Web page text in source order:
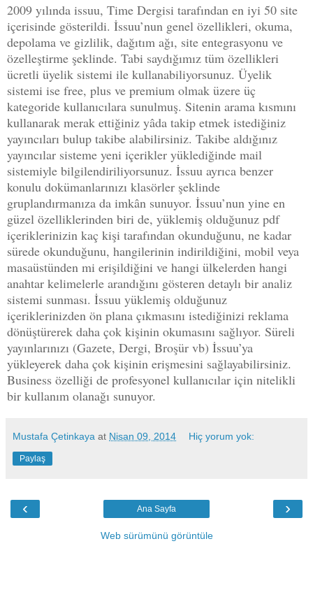
2009 yılında issuu, Time Dergisi tarafından en iyi 50 site
içerisinde gösterildi. İssuu’nun genel özellikleri, okuma,
depolama ve gizlilik, dağıtım ağı, site entegrasyonu ve
özelleştirme şeklinde. Tabi saydığımız tüm özellikleri
ücretli üyelik sistemi ile kullanabiliyorsunuz. Üyelik
sistemi ise free, plus ve premium olmak üzere üç
kategoride kullanıcılara sunulmuş. Sitenin arama kısmını
kullanarak merak ettiğiniz yâda takip etmek istediğiniz
yayıncıları bulup takibe alabilirsiniz. Takibe aldığınız
yayıncılar sisteme yeni içerikler yüklediğinde mail
sistemiyle bilgilendiriliyorsunuz. İssuu ayrıca benzer
konulu dokümanlarınızı klasörler şeklinde
gruplandırmanıza da imkân sunuyor. İssuu’nun yine en
güzel özelliklerinden biri de, yüklemiş olduğunuz pdf
içeriklerinizin kaç kişi tarafından okunduğunu, ne kadar
sürede okunduğunu, hangilerinin indirildiğini, mobil veya
masaüstünden mi erişildiğini ve hangi ülkelerden hangi
anahtar kelimelerle arandığını gösteren detaylı bir analiz
sistemi sunması. İssuu yüklemiş olduğunuz
içeriklerinizden ön plana çıkmasını istediğinizi reklama
dönüştürerek daha çok kişinin okumasını sağlıyor. Süreli
yayınlarınızı (Gazete, Dergi, Broşür vb) İssuu’ya
yükleyerek daha çok kişinin erişmesini sağlayabilirsiniz.
Business özelliği de profesyonel kullanıcılar için nitelikli
bir kullanım olanağı sunuyor.
Mustafa Çetinkaya at Nisan 09, 2014 Hiç yorum yok:
Paylaş
‹ ›
Ana Sayfa
Web sürümünü görüntüle